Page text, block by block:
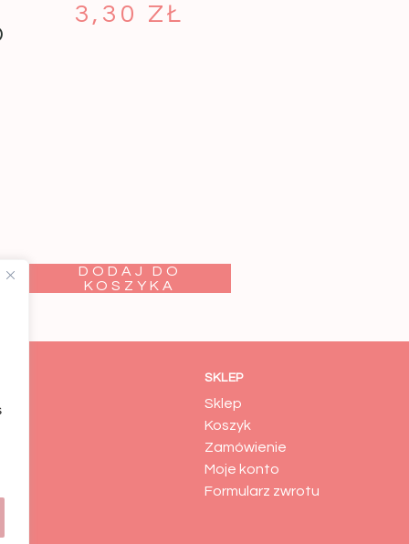
3,30 ZŁ
DODAJ DO
KOSZYKA
SKLEP
Sklep
Koszyk
Zamówienie
Moje konto
Formularz zwrotu